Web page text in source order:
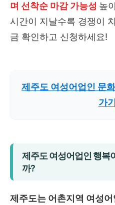
며 선착순 마감 가능성 높
시간이 지날수록 경쟁이
금 확인하고 신청하세요!
제주도 여성어업인 문
가
제주도 여성어업인 행복
까?
제주도는 어촌지역 여성